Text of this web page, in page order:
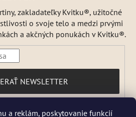
a reklám, poskytovanie funkcií
zakladateľky Kvitku®, užitočné
o svoje telo a medzi prvými
a akčných ponukách v Kvitku®.
NEWSLETTER